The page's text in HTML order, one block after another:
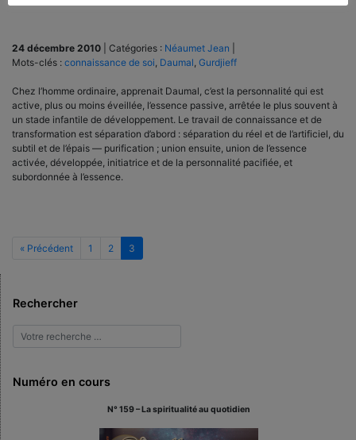
24 décembre 2010 Catégories : Néaumet Jean
Mots-clés : connaissance de soi, Daumal, Gurdjieff
Chez l’homme ordinaire, apprenait Daumal, c’est la personnalité qui est
active, plus ou moins éveillée, l’essence passive, arrêtée le plus souvent à
un stade infantile de développement. Le travail de connaissance et de
transformation est séparation d’abord : séparation du réel et de l’artificiel, du
subtil et de l’épais — purification ; union ensuite, union de l’essence
activée, développée, initiatrice et de la personnalité pacifiée, et
subordonnée à l’essence.
« Précédent 1 2 3
Rechercher
Numéro en cours
N° 159 – La spiritualité au quotidien